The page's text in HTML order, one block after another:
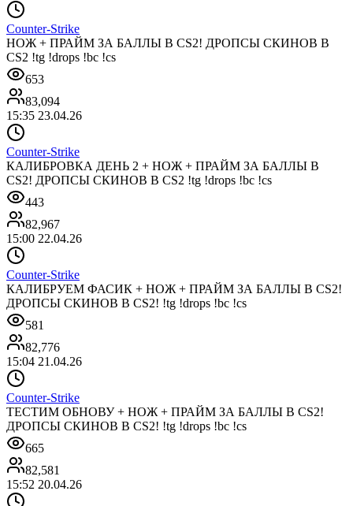
Counter-Strike
НОЖ + ПРАЙМ ЗА БАЛЛЫ В CS2! ДРОПСЫ СКИНОВ В
CS2 !tg !drops !bc !cs
653
83,094
15:35 23.04.26
Counter-Strike
КАЛИБРОВКА ДЕНЬ 2 + НОЖ + ПРАЙМ ЗА БАЛЛЫ В
CS2! ДРОПСЫ СКИНОВ В CS2 !tg !drops !bc !cs
443
82,967
15:00 22.04.26
Counter-Strike
КАЛИБРУЕМ ФАСИК + НОЖ + ПРАЙМ ЗА БАЛЛЫ В CS2!
ДРОПСЫ СКИНОВ В CS2! !tg !drops !bc !cs
581
82,776
15:04 21.04.26
Counter-Strike
ТЕСТИМ ОБНОВУ + НОЖ + ПРАЙМ ЗА БАЛЛЫ В CS2!
ДРОПСЫ СКИНОВ В CS2! !tg !drops !bc !cs
665
82,581
15:52 20.04.26